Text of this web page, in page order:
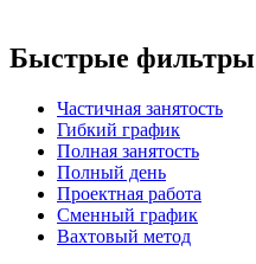
Быстрые фильтры
Частичная занятость
Гибкий график
Полная занятость
Полный день
Проектная работа
Сменный график
Вахтовый метод